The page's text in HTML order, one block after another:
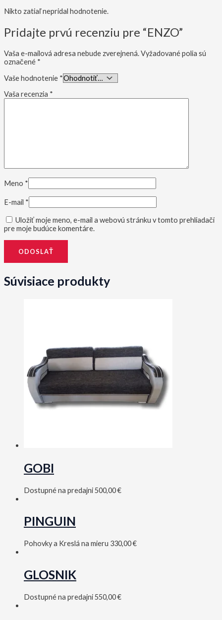
Nikto zatiaľ nepridal hodnotenie.
Pridajte prvú recenziu pre “ENZO”
Vaša e-mailová adresa nebude zverejnená.Vyžadované polia sú
označené *
Vaše hodnotenie *
Vaša recenzia *
Meno *
E-mail *
Uložiť moje meno, e-mail a webovú stránku v tomto prehliadači
pre moje budúce komentáre.
Súvisiace produkty
GOBI
Dostupné na predajni500,00€
PINGUIN
Pohovky a Kreslá na mieru 330,00€
GLOSNIK
Dostupné na predajni550,00€